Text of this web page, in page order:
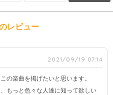
レビュー
2021/09/19 07:14
の楽曲を掲げたいと思います。
もっと色々な人達に知って欲しい